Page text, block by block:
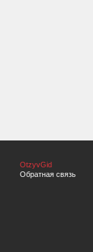
OtzyvGid
Обратная связь